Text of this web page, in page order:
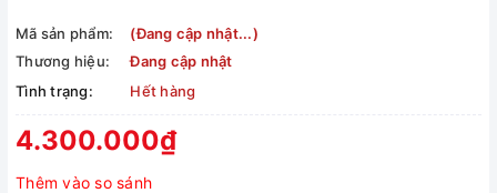
Mã sản phẩm:
(Đang cập nhật...)
Thương hiệu:
Đang cập nhật
Tình trạng:
Hết hàng
4.300.000₫
Thêm vào so sánh